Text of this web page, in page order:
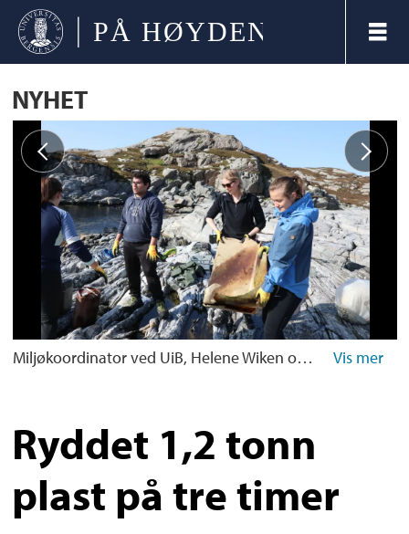
NYHET
Miljøkoordinator ved UiB, Helene Wiken og realfagstudent Anne-Line Sørberg.
Ryddet 1,2 tonn
plast på tre timer